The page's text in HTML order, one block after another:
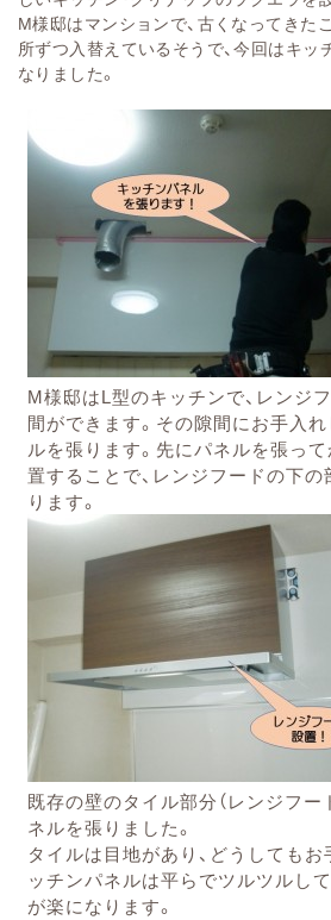
M様邸はマンションで、古くなってきた
所ずつ入替えているそうで、今回はキッ
なりました。
M様邸はL型のキッチンで、レンジ
間ができます。その隙間にお手入
ルを張ります。 先にパネルを張っ
置することで、レンジフードの下
ります。
既存の壁のタイル部分（レンジフー
ネルを張りました。
タイルは目地があり、どうしてもお
ッチンパネルは平らでツルツルし
が楽になります。